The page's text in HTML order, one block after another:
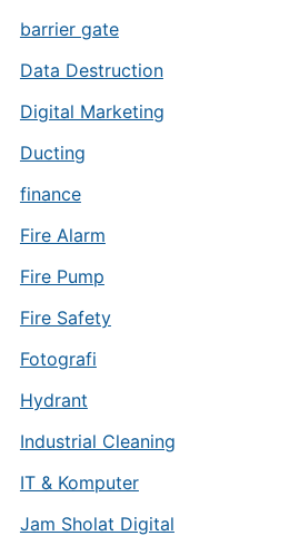
barrier gate
Data Destruction
Digital Marketing
Ducting
finance
Fire Alarm
Fire Pump
Fire Safety
Fotografi
Hydrant
Industrial Cleaning
IT & Komputer
Jam Sholat Digital